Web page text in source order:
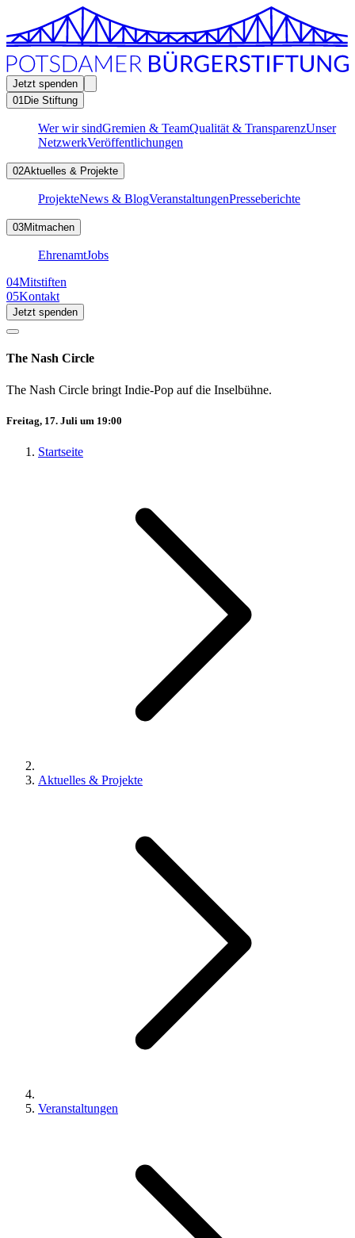
Jetzt spenden
01Die Stiftung
Wer wir sindGremien & TeamQualität & TransparenzUnser
NetzwerkVeröffentlichungen
02Aktuelles & Projekte
ProjekteNews & BlogVeranstaltungenPresseberichte
03Mitmachen
EhrenamtJobs
04Mitstiften
05Kontakt
Jetzt spenden
The Nash Circle
The Nash Circle bringt Indie-Pop auf die Inselbühne.
Freitag, 17. Juli um 19:00
Startseite
Aktuelles & Projekte
Veranstaltungen